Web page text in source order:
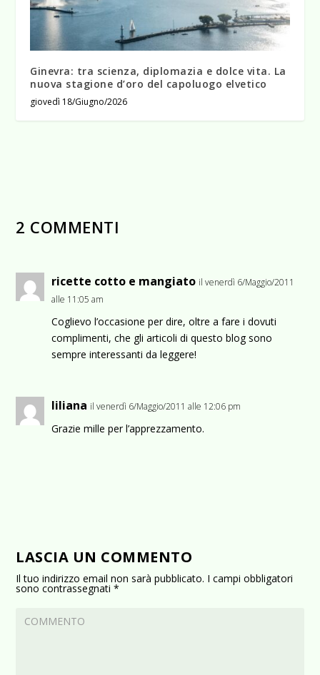
Ginevra: tra scienza, diplomazia e dolce vita. La
nuova stagione d’oro del capoluogo elvetico
giovedì 18/Giugno/2026
2 COMMENTI
ricette cotto e mangiato il venerdì 6/Maggio/2011
alle 11:05 am
Coglievo l’occasione per dire, oltre a fare i dovuti
complimenti, che gli articoli di questo blog sono
sempre interessanti da leggere!
liliana il venerdì 6/Maggio/2011 alle 12:06 pm
Grazie mille per l’apprezzamento.
LASCIA UN COMMENTO
Il tuo indirizzo email non sarà pubblicato. I campi obbligatori
sono contrassegnati*